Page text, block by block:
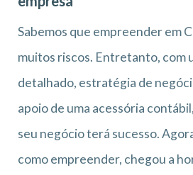
Sabemos que empreender em
muitos riscos. Entretanto, com
detalhado, estratégia de
apoio de uma acessória
seu negócio terá sucesso.
como empreender, chegou a